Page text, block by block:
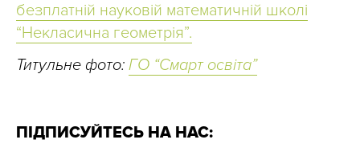
безплатній науковій математичній школі
“Некласична геометрія”.
Титульне фото: ГО “Смарт освіта”
ПІДПИСУЙТЕСЬ НА НАС: